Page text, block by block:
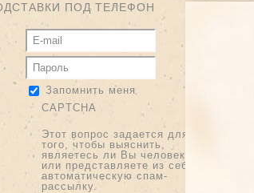
ПОД ТЕЛЕФОН
Запомнить меня
CAPTCHA
Этот вопрос задается для
того, чтобы выяснить,
являетесь ли Вы человеком
или представляете из себя
автоматическую спам-
рассылку.